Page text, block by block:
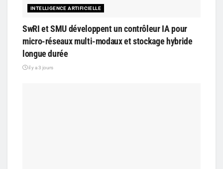
INTELLIGENCE ARTIFICIELLE
SwRI et SMU développent un contrôleur IA pour
micro-réseaux multi-modaux et stockage hybride
longue durée
il y a 3 jours